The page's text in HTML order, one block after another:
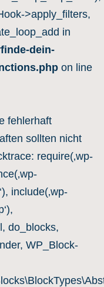
>apply_filters,
in
dein-
on line
fehlerhaft
sollten nicht
require(‚wp-
include(‚wp-
do_blocks,
WP_Block-